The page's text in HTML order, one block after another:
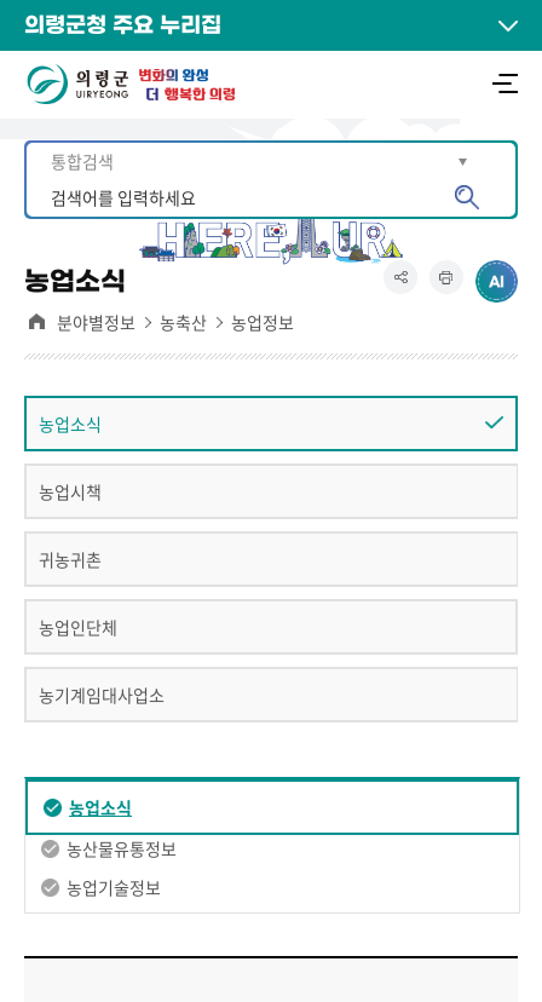
의령군청 주요 누리집
농업소식
분야별정보 농축산 농업정보
농업소식
농업시책
귀농귀촌
농업인단체
농기계임대사업소
농업소식
농산물유통정보
농업기술정보